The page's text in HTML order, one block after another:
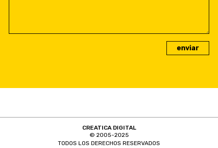
CREATICA DIGITAL
© 2005-2025
TODOS LOS DERECHOS RESERVADOS